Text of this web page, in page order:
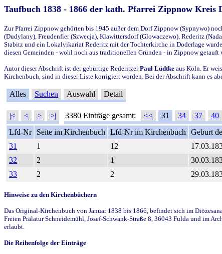
Taufbuch 1838 - 1866 der kath. Pfarrei Zippnow Kreis
Zur Pfarrei Zippnow gehörten bis 1945 außer dem Dorf Zippnow (Sypnywo)
(Dudylany), Freudenfier (Szwecja), Klawittersdorf (Glowaczewo), Rederitz
Stabitz und ein Lokalvikariat Rederitz mit der Tochterkirche in Doderlage
diesen Gemeinden - wohl noch aus traditionellen Gründen - in Zippnow getauft
Autor dieser Abschrift ist der gebürtige RederitzerPaul Lüdtke aus Köln. Er
Kirchenbuch, sind in dieser Liste korrigiert worden. Bei der Abschrift kann es
Alles Suchen Auswahl Detail
|< < > >| 3380 Einträge gesamt: << 31 34 37 40
Lfd-Nr
Seite im Kirchenbuch Lfd-Nr im Kirchenbuch Geburt
31
1 12
32
2 1
33
2 2
Hinweise zu den Kirchenbüchern
Das Original-Kirchenbuch von Januar 1838 bis 1866, befindet sich im
Freien Prälatur Schneidemühl, Josef-Schwank-Straße 8, 36043 Fulda und im
erlaubt.
Die Reihenfolge der Einträge